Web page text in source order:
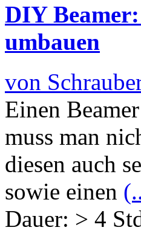
DIY
umbauen
von
Einen
muss man
diesen auch
sowie einen
Dauer: > 4